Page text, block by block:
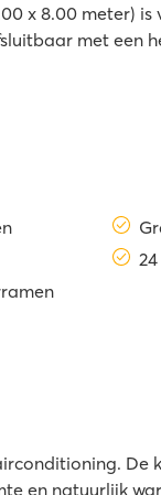
x 8.00 meter) is
met een
24
De
en natuurlijk